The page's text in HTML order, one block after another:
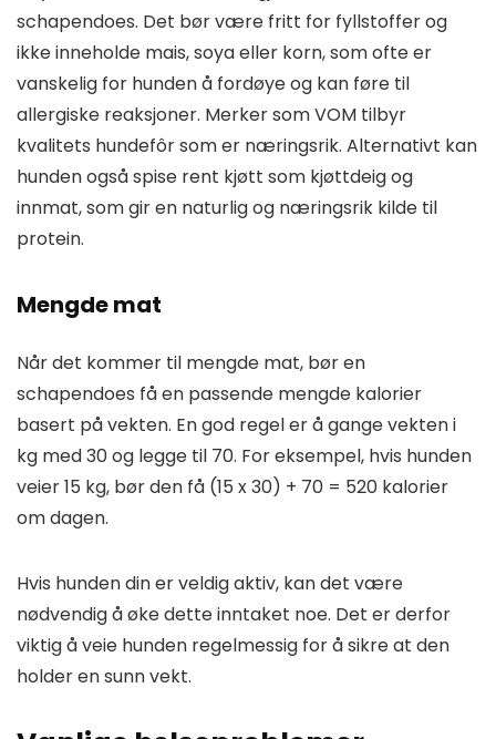
schapendoes. Det bør være fritt for fyllstoffer og
ikke inneholde mais, soya eller korn, som ofte er
vanskelig for hunden å fordøye og kan føre til
allergiske reaksjoner. Merker som VOM tilbyr
kvalitets hundefôr som er næringsrik. Alternativt kan
hunden også spise rent kjøtt som kjøttdeig og
innmat, som gir en naturlig og næringsrik kilde til
protein.
Mengde mat
Når det kommer til mengde mat, bør en
schapendoes få en passende mengde kalorier
basert på vekten. En god regel er å gange vekten i
kg med 30 og legge til 70. For eksempel, hvis hunden
veier 15 kg, bør den få (15 x 30) + 70 = 520 kalorier
om dagen.
Hvis hunden din er veldig aktiv, kan det være
nødvendig å øke dette inntaket noe. Det er derfor
viktig å veie hunden regelmessig for å sikre at den
holder en sunn vekt.